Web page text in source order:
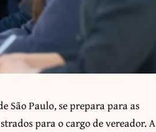
São Paulo, se prepara para as
para o cargo de vereador. A